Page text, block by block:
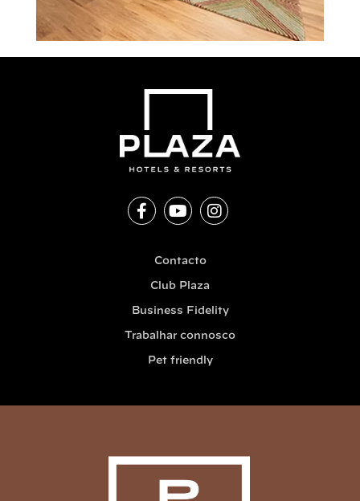
Contacto
Club Plaza
Business Fidelity
Trabalhar connosco
Pet friendly